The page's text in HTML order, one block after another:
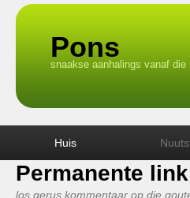
Pons
snaakse aanhalings vanaf die
Huis
Permanente
los gerus kommentaar op die